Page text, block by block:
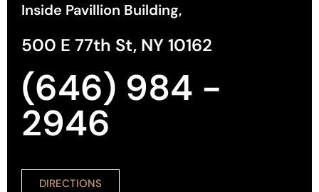
Inside Pavillion Building,
500 E 77th St, NY 10162
(646) 984 -
2946
DIRECTIONS